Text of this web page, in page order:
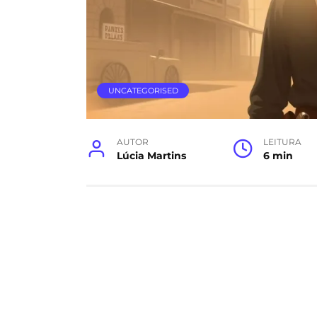
UNCATEGORISED
AUTOR
Lúcia Martins
LEITURA
6 min